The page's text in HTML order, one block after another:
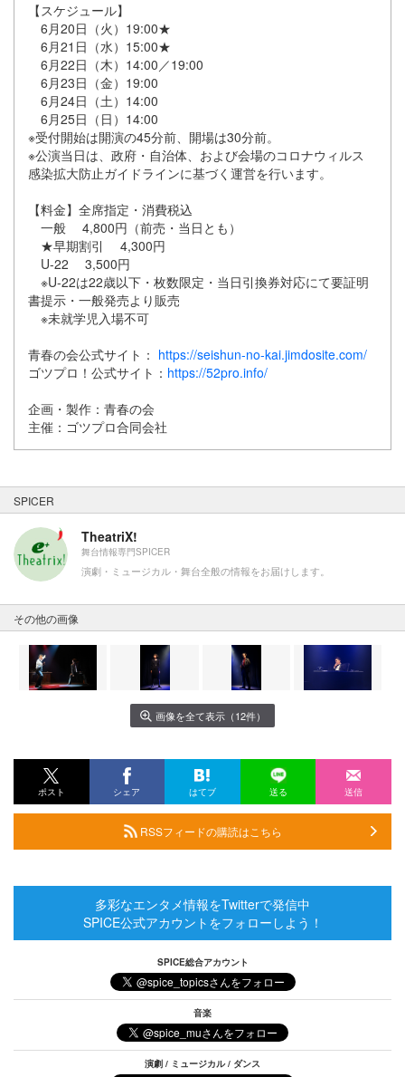
【スケジュール】
6月20日（火）19:00★
6月21日（水）15:00★
6月22日（木）14:00／19:00
6月23日（金）19:00
6月24日（土）14:00
6月25日（日）14:00
※受付開始は開演の45分前、開場は30分前。
※公演当日は、政府・自治体、および会場のコロナウィルス
感染拡大防止ガイドラインに基づく運営を行います。
【料金】全席指定・消費税込
一般 4,800円（前売・当日とも）
★早期割引 4,300円
U-22 3,500円
※U-22は22歳以下・枚数限定・当日引換券対応にて要証明
書提示・一般発売より販売
※未就学児入場不可
青春の会公式サイト： https://seishun-no-kai.jimdosite.com/
ゴツプロ！公式サイト： https://52pro.info/
企画・製作：青春の会
主催：ゴツプロ合同会社
SPICER
TheatriX!
舞台情報専門SPICER
演劇・ミュージカル・舞台全般の情報をお届けします。
その他の画像
画像を全て表示（12件）
ポスト シェア はてブ 送る 送信
RSSフィードの購読はこちら
多彩なエンタメ情報をTwitterで発信中
SPICE公式アカウントをフォローしよう！
SPICE総合アカウント
音楽
演劇 / ミュージカル / ダンス